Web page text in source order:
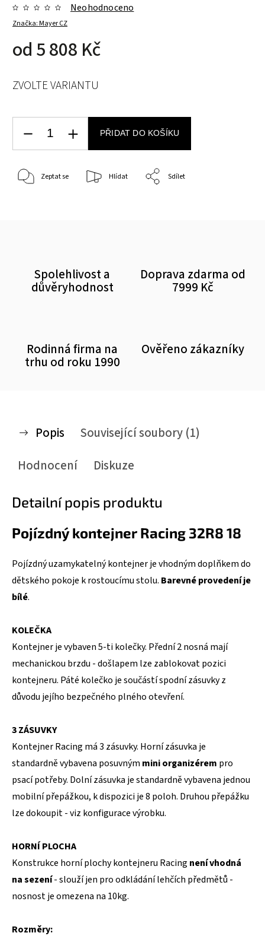
Značka:Mayer CZ
Neohodnoceno
od5 808 Kč
ZVOLTE VARIANTU
PŘIDAT DO KOŠÍKU
Zeptat se Hlídat Sdílet
Spolehlivost a
důvěryhodnost
Doprava zdarma od
7999 Kč
Rodinná firma na
trhu od roku 1990
Ověřeno zákazníky
Popis
Související soubory (1)
Hodnocení
Diskuze
Detailní popis produktu
Pojízdný kontejner Racing 32R8 18
Pojízdný uzamykatelný kontejner je vhodným doplňkem do
dětského pokoje k rostoucímu stolu. Barevné provedení je
bílé.
KOLEČKA
Kontejner je vybaven 5-ti kolečky. Přední 2 nosná mají
mechanickou brzdu - došlapem lze zablokovat pozici
kontejneru. Páté kolečko je součástí spodní zásuvky z
důvodu jejího bezpečného plného otevření.
3 ZÁSUVKY
Kontejner Racing má 3 zásuvky. Horní zásuvka je
standardně vybavena posuvným mini organizérem pro
psací potřeby. Dolní zásuvka je standardně vybavena jednou
mobilní přepážkou, k dispozici je 8 poloh. Druhou přepážku
lze dokoupit - viz konfigurace výrobku.
HORNÍ PLOCHA
Konstrukce horní plochy kontejneru Racing není vhodná
na sezení- slouží jen pro odkládání lehčích předmětů -
nosnost je omezena na 10kg.
Rozměry: